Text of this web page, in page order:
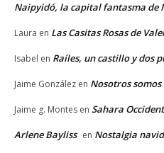
Naipyidó, la capital fantasma de
Laura en Las Casitas Rosas de
Isabel en Raíles, un castillo y dos
Jaime González en Nosotros somos
Jaime g. Montes en Sahara
Arlene Bayliss en Nostalgia